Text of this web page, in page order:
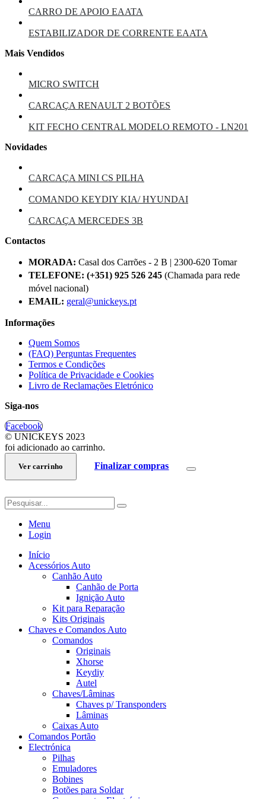
CARRO DE APOIO EAATA
ESTABILIZADOR DE CORRENTE EAATA
Mais Vendidos
MICRO SWITCH
CARCAÇA RENAULT 2 BOTÕES
KIT FECHO CENTRAL MODELO REMOTO - LN201
Novidades
CARCAÇA MINI CS PILHA
COMANDO KEYDIY KIA/ HYUNDAI
CARCAÇA MERCEDES 3B
Contactos
MORADA: Casal dos Carrões - 2 B | 2300-620 Tomar
TELEFONE: (+351) 925 526 245 (Chamada para rede
móvel nacional)
EMAIL: geral@unickeys.pt
Informações
Quem Somos
(FAQ) Perguntas Frequentes
Termos e Condições
Política de Privacidade e Cookies
Livro de Reclamações Eletrónico
Siga-nos
Facebook
© UNICKEYS 2023
foi adicionado ao carrinho.
Ver carrinho Finalizar compras
Menu
Login
Início
Acessórios Auto
Canhão Auto
Canhão de Porta
Ignição Auto
Kit para Reparação
Kits Originais
Chaves e Comandos Auto
Comandos
Originais
Xhorse
Keydiy
Autel
Chaves/Lâminas
Chaves p/ Transponders
Lâminas
Caixas Auto
Comandos Portão
Electrónica
Pilhas
Emuladores
Bobines
Botões para Soldar